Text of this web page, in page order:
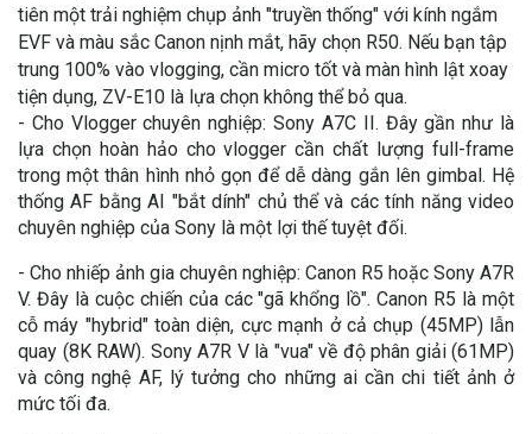
tiên một trải nghiệm chụp ảnh "truyền thống" với kính ngắm
EVF và màu sắc Canon nịnh mắt, hãy chọn R50. Nếu bạn tập
trung 100% vào vlogging, cần micro tốt và màn hình lật xoay
tiện dụng, ZV-E10 là lựa chọn không thể bỏ qua.
- Cho Vlogger chuyên nghiệp: Sony A7C II. Đây gần như là
lựa chọn hoàn hảo cho vlogger cần chất lượng full-frame
trong một thân hình nhỏ gọn để dễ dàng gắn lên gimbal. Hệ
thống AF bằng AI "bắt dính" chủ thể và các tính năng video
chuyên nghiệp của Sony là một lợi thế tuyệt đối.
- Cho nhiếp ảnh gia chuyên nghiệp: Canon R5 hoặc Sony A7R
V. Đây là cuộc chiến của các "gã khổng lồ". Canon R5 là một
cỗ máy "hybrid" toàn diện, cực mạnh ở cả chụp (45MP) lẫn
quay (8K RAW). Sony A7R V là "vua" về độ phân giải (61MP)
và công nghệ AF, lý tưởng cho những ai cần chi tiết ảnh ở
mức tối đa.